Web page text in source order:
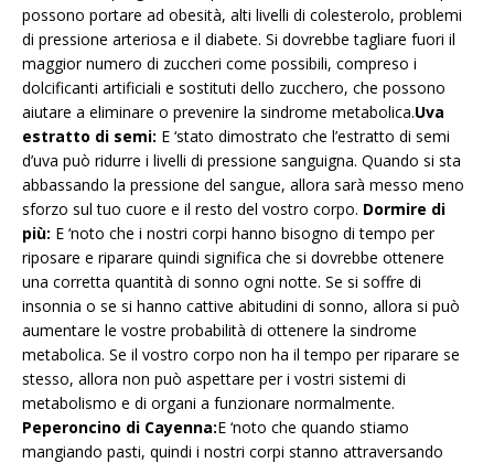
possono portare ad obesità, alti livelli di colesterolo, problemi
di pressione arteriosa e il diabete. Si dovrebbe tagliare fuori il
maggior numero di zuccheri come possibili, compreso i
dolcificanti artificiali e sostituti dello zucchero, che possono
aiutare a eliminare o prevenire la sindrome metabolica.Uva
estratto di semi: E ‘stato dimostrato che l’estratto di semi
d’uva può ridurre i livelli di pressione sanguigna. Quando si sta
abbassando la pressione del sangue, allora sarà messo meno
sforzo sul tuo cuore e il resto del vostro corpo. Dormire di
più: E ‘noto che i nostri corpi hanno bisogno di tempo per
riposare e riparare quindi significa che si dovrebbe ottenere
una corretta quantità di sonno ogni notte. Se si soffre di
insonnia o se si hanno cattive abitudini di sonno, allora si può
aumentare le vostre probabilità di ottenere la sindrome
metabolica. Se il vostro corpo non ha il tempo per riparare se
stesso, allora non può aspettare per i vostri sistemi di
metabolismo e di organi a funzionare normalmente.
Peperoncino di Cayenna:E ‘noto che quando stiamo
mangiando pasti, quindi i nostri corpi stanno attraversando